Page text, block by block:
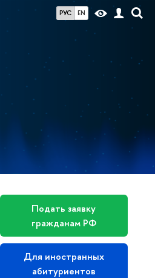
РУС EN
Подать заявку
гражданам РФ
Для иностранных
абитуриентов